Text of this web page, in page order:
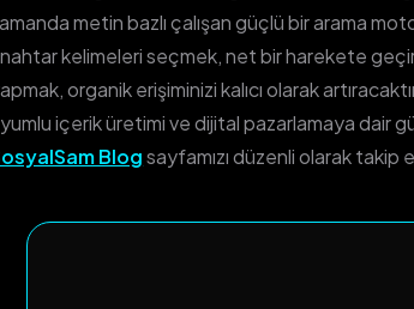
metin bazlı çalışan güçlü bir arama
kelimeleri seçmek, net bir harekete
organik erişiminizi kalıcı olarak
içerik üretimi ve dijital pazarlamaya dair
Blogsayfamızı düzenli olarak takip